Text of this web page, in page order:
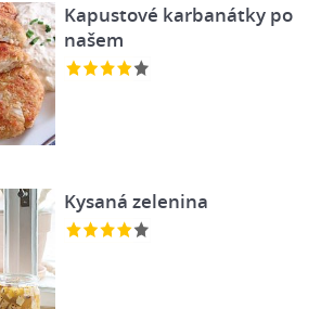
Kapustové karbanátky po
našem
Kysaná zelenina